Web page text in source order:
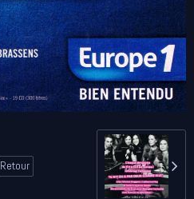
Retour